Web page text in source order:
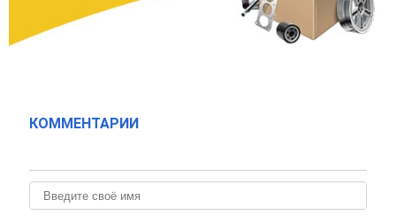
КОММЕНТАРИИ